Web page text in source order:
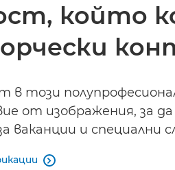
който
в този
от изображения, за
и специални
